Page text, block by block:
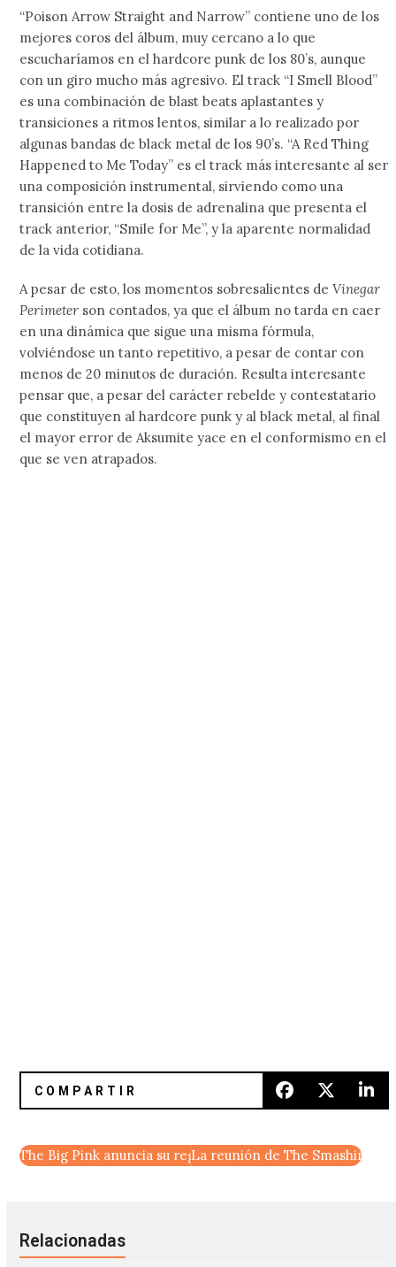
“Poison Arrow Straight and Narrow” contiene uno de los
mejores coros del álbum, muy cercano a lo que
escucharíamos en el hardcore punk de los 80’s, aunque
con un giro mucho más agresivo. El track “I Smell Blood”
es una combinación de blast beats aplastantes y
transiciones a ritmos lentos, similar a lo realizado por
algunas bandas de black metal de los 90’s. “A Red Thing
Happened to Me Today” es el track más interesante al ser
una composición instrumental, sirviendo como una
transición entre la dosis de adrenalina que presenta el
track anterior, “Smile for Me”, y la aparente normalidad
de la vida cotidiana.
A pesar de esto, los momentos sobresalientes deVinegar
Perimeter son contados, ya que el álbum no tarda en caer
en una dinámica que sigue una misma fórmula,
volviéndose un tanto repetitivo, a pesar de contar con
menos de 20 minutos de duración. Resulta interesante
pensar que, a pesar del carácter rebelde y contestatario
que constituyen al hardcore punk y al black metal, al final
el mayor error de Aksumite yace en el conformismo en el
que se ven atrapados.
The Big Pink anuncia su regreso con Nick Zinner e IO Echo
La reunión de The Smashing
Relacionadas